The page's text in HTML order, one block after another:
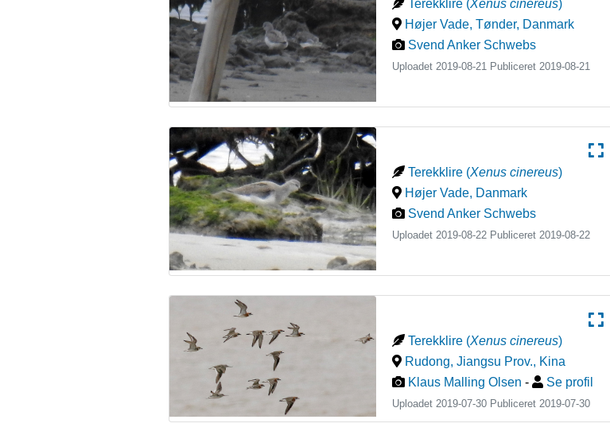
Terekklire (Xenus cinereus)
Højer Vade, Tønder, Danmark
Svend Anker Schwebs
Uploadet 2019-08-21 Publiceret2019-08-21
Terekklire (Xenus cinereus)
Højer Vade, Danmark
Svend Anker Schwebs
Uploadet 2019-08-22 Publiceret 2019-08-22
Terekklire (Xenus cinereus)
Rudong, Jiangsu Prov., Kina
Klaus Malling Olsen - Se profil
Uploadet 2019-07-30 Publiceret2019-07-30